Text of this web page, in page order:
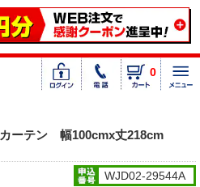
0
ーテン 幅100cmx丈218cm
WJD02-29544A